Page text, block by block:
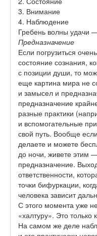
3. Внимание
4. Наблюдение
Гребень волны удачи
Предназначение
Если погрузиться
состояние сознания,
с позиции души, то
еще картина мира не
и замысел и
предназначение
разные практики
и вспомогательные
свой путь. Вообще
делаете и можете
до ночи, живете этим
предназначение.
ответственности,
точки бифуркации,
человека зависит
С этого момента уже
«халтуру». Это только
На самом же деле